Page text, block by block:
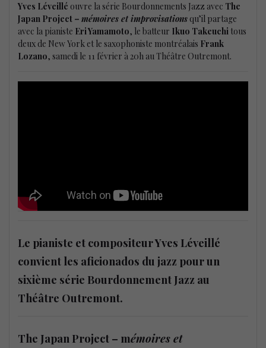
Yves Léveillé ouvre la série Bourdonnements Jazz avec The
Japan Project – mémoires et improvisations qu’il partage
avec la pianiste Eri Yamamoto, le batteur Ikuo Takeuchi tous
deux de New York et le saxophoniste montréalais Frank
Lozano, samedi le 11 février à 20h au Théâtre Outremont.
Le pianiste et compositeur Yves Léveillé
convient les aficionados du jazz pour un
sixième série Bourdonnement Jazz au
Théâtre Outremont.
The Japan Project – mémoires et